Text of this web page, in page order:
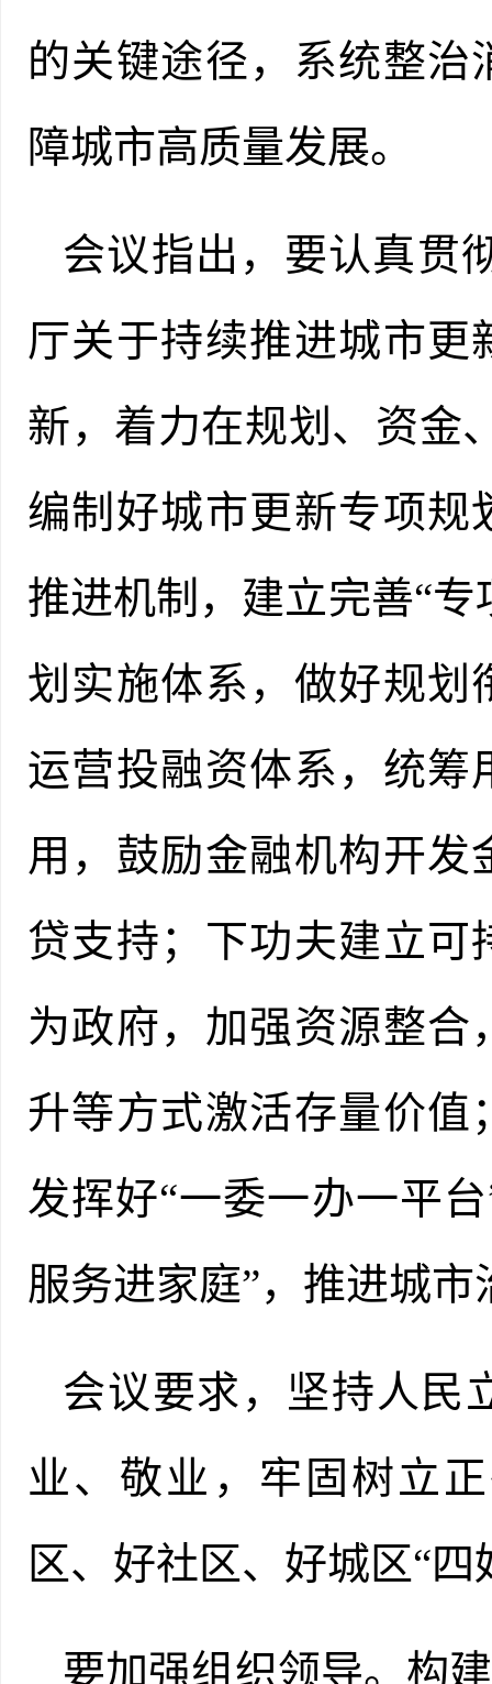
的关键途径，系统整
障城市高质量发展。
会议指出，要认真贯
厅关于持续推进城市
新，着力在规划、资金
编制好城市更新专项规
推进机制，建立完善“
划实施体系，做好规划
运营投融资体系，统筹
用，鼓励金融机构开
贷支持；下功夫建立可
为政府，加强资源整
升等方式激活存量价值
发挥好“一委一办一平
服务进家庭”，推进城市
会议要求，坚持人民
业、敬业，牢固树立
区、好社区、好城区“
要加强组织领导。构